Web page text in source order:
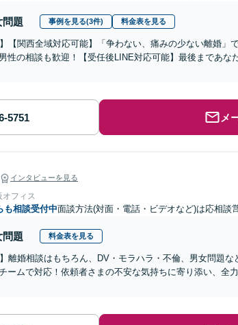
問題 事例を見る(3件) 料金表を見る
】【関西全域対応可能】「争わない、痛みの少ない離婚」
性の相談も歓迎！【受任後LINE対応可能】最後まであな
メ
インタビューを見る
オフィス
も相談受付中面談方法(対面・電話・ビデオなど)は応相談
問題 料金表を見る
離婚相談はもちろん、DV・モラハラ・不倫、男女問題な
ームで対応！依頼者さまの不安な気持ちに寄り添い、全